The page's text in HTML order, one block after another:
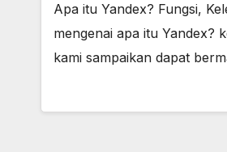
Apa itu Yandex? Fungsi,
mengenai apa itu Yandex?
kami sampaikan dapat